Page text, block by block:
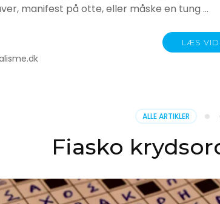
manifest på otte, eller måske en tung …
LÆS
ALLE ARTIKLER
Fiasko